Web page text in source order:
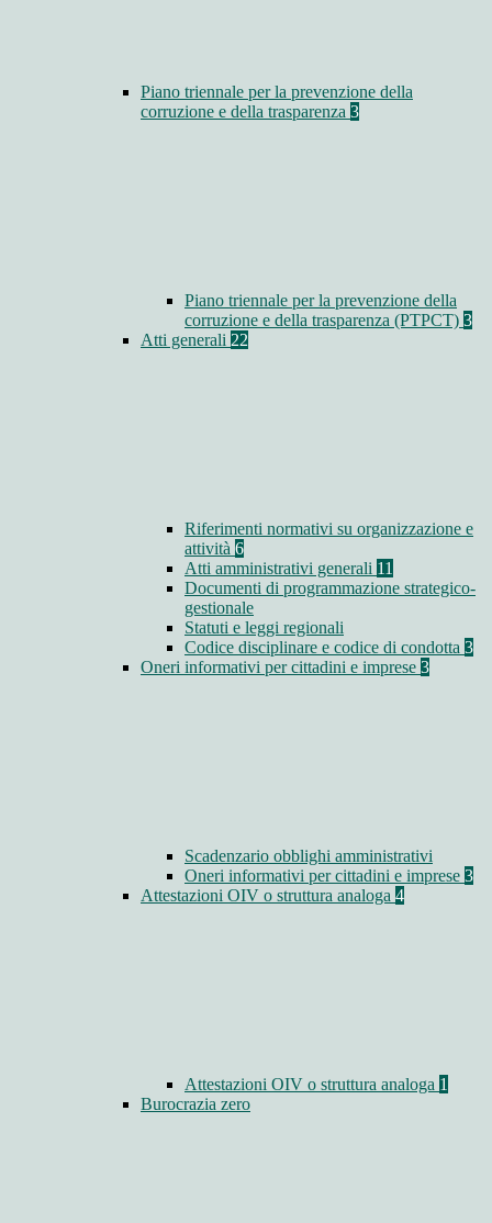
Piano triennale per la prevenzione della
corruzione e della trasparenza 3
Piano triennale per la prevenzione della
corruzione e della trasparenza (PTPCT) 3
Atti generali 22
Riferimenti normativi su organizzazione e
attività 6
Atti amministrativi generali 11
Documenti di programmazione strategico-
gestionale
Statuti e leggi regionali
Codice disciplinare e codice di condotta 3
Oneri informativi per cittadini e imprese 3
Scadenzario obblighi amministrativi
Oneri informativi per cittadini e imprese 3
Attestazioni OIV o struttura analoga 4
Attestazioni OIV o struttura analoga 1
Burocrazia zero